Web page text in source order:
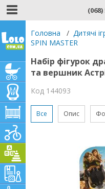
(068)
Головна / Дитячі
SPIN MASTER
Набір фігурок
та вершник
Код 144093
Все Опис